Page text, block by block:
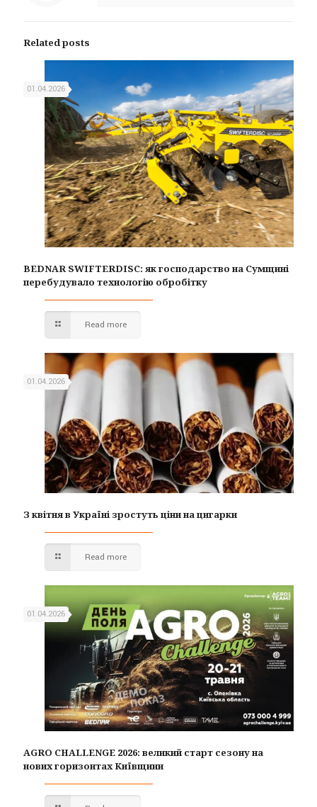
Related posts
01.04.2026
BEDNAR SWIFTERDISC: як господарство на Сумщині
перебудувало технологію обробітку
Read more
01.04.2026
З квітня в Україні зростуть ціни на цигарки
Read more
01.04.2026
AGRO CHALLENGE 2026: великий старт сезону на
нових горизонтах Київщини